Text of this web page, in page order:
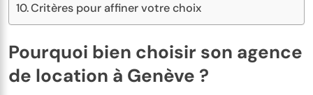
Critères pour affiner votre choix
Pourquoi bien choisir son agence
de location à Genève ?